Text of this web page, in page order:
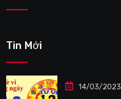
Tin Mới
14/03/2023